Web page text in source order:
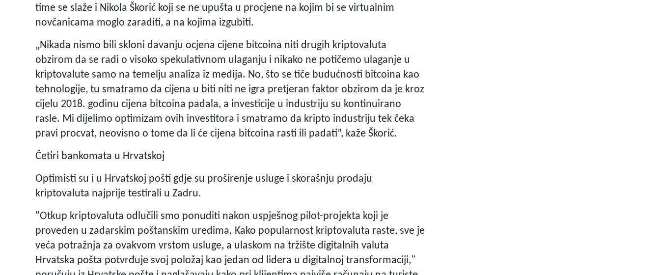
time se slaže i Nikola Škorić koji se ne upušta u procjene na kojim bi se virtualnim
novčanicama moglo zaraditi, a na kojima izgubiti.
„Nikada nismo bili skloni davanju ocjena cijene bitcoina niti drugih kriptovaluta
obzirom da se radi o visoko spekulativnom ulaganju i nikako ne potičemo ulaganje u
kriptovalute samo na temelju analiza iz medija. No, što se tiče budućnosti bitcoina kao
tehnologije, tu smatramo da cijena u biti niti ne igra pretjeran faktor obzirom da je kroz
cijelu 2018. godinu cijena bitcoina padala, a investicije u industriju su kontinuirano
rasle. Mi dijelimo optimizam ovih investitora i smatramo da kripto industriju tek čeka
pravi procvat, neovisno o tome da li će cijena bitcoina rasti ili padati”, kaže Škorić.
Četiri bankomata u Hrvatskoj
Optimisti su i u Hrvatskoj pošti gdje su proširenje usluge i skorašnju prodaju
kriptovaluta najprije testirali u Zadru.
"Otkup kriptovaluta odlučili smo ponuditi nakon uspješnog pilot-projekta koji je
proveden u zadarskim poštanskim uredima. Kako popularnost kriptovaluta raste, sve je
veća potražnja za ovakvom vrstom usluge, a ulaskom na tržište digitalnih valuta
Hrvatska pošta potvrđuje svoj položaj kao jedan od lidera u digitalnoj transformaciji,"